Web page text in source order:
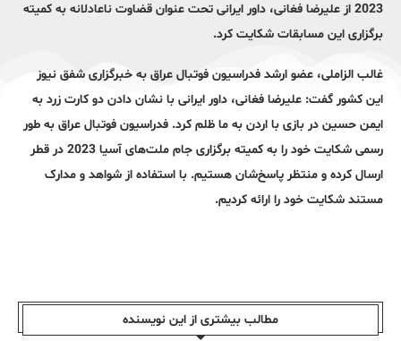
2023 از علیرضا فغانی، داور ایرانی تحت عنوان قضاوت ناعادلانه به کمیته
برگزاری این مسابقات شکایت کرد.
غالب الزاملی، عضو ارشد فدراسیون فوتبال عراق به خبرگزاری شفق نیوز
این کشور گفت: علیرضا فغانی، داور ایرانی با نشان دادن دو کارت زرد به
ایمن حسین در بازی با اردن به ما ظلم کرد. فدراسیون فوتبال عراق به طور
رسمی شکایت خود را به کمیته برگزاری جام ملت‌های آسیا 2023 در قطر
ارسال کرده و منتظر پاسخ‌شان هستیم. با استفاده از شواهد و مدارک
مستند شکایت خود را ارائه کردیم.
مطالب بیشتری از این نویسندە